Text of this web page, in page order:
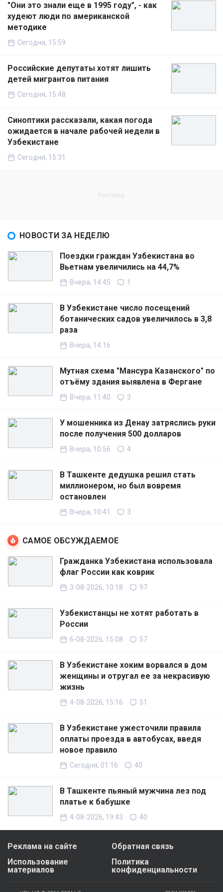
"Они это знали еще в 1995 году", - как
худеют люди по американской
методике
Сегодня, 15:59
Российские депутаты хотят лишить
детей мигрантов питания
Сегодня, 15:48
Синоптики рассказали, какая погода
ожидается в начале рабочей недели в
Узбекистане
Сегодня, 15:31
НОВОСТИ ЗА НЕДЕЛЮ
Поездки граждан Узбекистана во
Вьетнам увеличились на 44,7%
Вчера, 14:45 1
В Узбекистане число посещений
ботанических садов увеличилось в 3,8
раза
Вчера, 14:16
Мутная схема "Мансура Казанского" по
отъёму здания выявлена в Фергане
Вчера, 11:40 3
У мошенника из Денау затряслись руки
после получения 500 долларов
Вчера, 10:56 4
В Ташкенте дедушка решил стать
миллионером, но был вовремя
остановлен
Вчера, 10:41 3
САМОЕ ОБСУЖДАЕМОЕ
Гражданка Узбекистана использовала
флаг России как коврик
3-08-2026, 10:18 97
Узбекистанцы не хотят работать в
России
6-08-2026, 15:08 57
В Узбекистане хоким ворвался в дом
женщины и отругал ее за некрасивую
жизнь
4-08-2026, 15:16 51
В Узбекистане ужесточили правила
оплаты проезда в автобусах, введя
новое правило
Сегодня, 01:16 40
В Ташкенте пьяный мужчина лез под
платье к бабушке
4-08-2026, 19:43 40
Реклама на сайте
Обратная связь
Использование
материалов
Политика
конфиденциальности